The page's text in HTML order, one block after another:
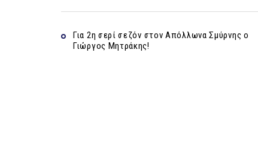
Για 2η σερί σεζόν στον Απόλλωνα Σμύρνης ο
Γιώργος Μητράκης!